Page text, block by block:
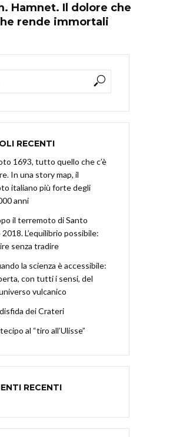
Hamnet. Il dolore che
rende immortali
RECENTI
1693, tutto quello che c’è
In una story map, il
italiano più forte degli
anni
il terremoto di Santo
L’equilibrio possibile:
senza tradire
la scienza è accessibile:
con tutti i sensi, del
vulcanico
dei Crateri
al “tiro all’Ulisse”
RECENTI